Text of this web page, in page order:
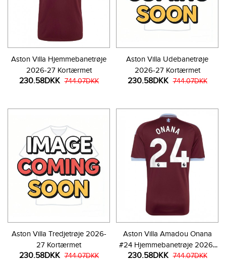
Aston Villa Hjemmebanetrøje
2026-27 Kortærmet
230.58DKK 744.07DKK
Aston Villa Udebanetrøje
2026-27 Kortærmet
230.58DKK 744.07DKK
Aston Villa Tredjetrøje 2026-
27 Kortærmet
230.58DKK 744.07DKK
Aston Villa Amadou Onana
#24 Hjemmebanetrøje 2026-
27 Kortærmet
230.58DKK 744.07DKK